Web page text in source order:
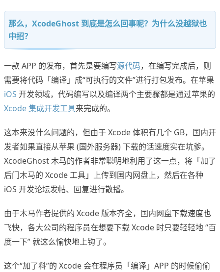
那么，XcodeGhost 到底是怎么回事呢？为什么没越狱也
中招？
一款 APP 的发布，首先是要编写源代码，在编写完成后，则
需要将代码「编译」成“可执行的文件”进行打包发布。在苹果
iOS 开发领域，代码编写以及编译两个主要骤都是通过苹果的
Xcode 集成开发工具来完成的。
这本来没什么问题的，但由于 Xcode 体积有几个 GB，国内开
发者如果直接从苹果 (国外服务器) 下载的话速度实在坑爹。
XcodeGhost 木马的作者非常聪明地利用了这一点，将「加了
后门木马的 Xcode 工具」上传到国内网盘上，然后在各种
iOS 开发论坛发帖、回复进行散播。
由于木马作者提供的 Xcode 版本齐全，国内网盘下载速度也
飞快，各大公司的程序员在想要下载 Xcode 时只要轻轻地 “百
度一下” 就这么愉快地上钩了。
这个“加了料”的 Xcode 会在程序员「编译」APP 的时候偷偷